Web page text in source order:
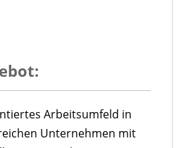
Arbeitsumfeld in
Unternehmen mit